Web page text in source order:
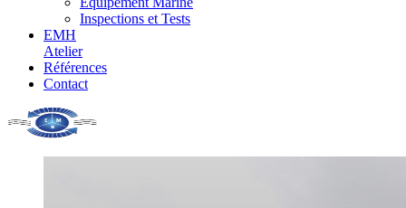
Inspections et Tests
EMH
Atelier
Références
Contact